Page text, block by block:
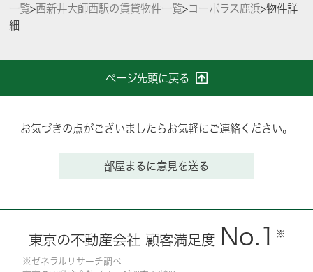
一覧>西新井大師西駅の賃貸物件一覧>コーポラス鹿浜>物件詳
細
ページ先頭に戻る
お気づきの点がございましたらお気軽にご連絡ください。
部屋まるに意見を送る
東京の不動産会社 顧客満足度 No.1 ※
※ゼネラルリサーチ調べ